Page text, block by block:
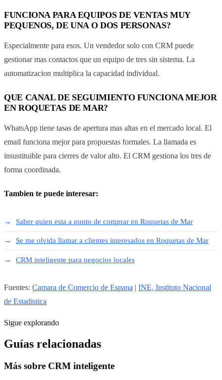
FUNCIONA PARA EQUIPOS DE VENTAS MUY
PEQUENOS, DE UNA O DOS PERSONAS?
Especialmente para esos. Un vendedor solo con CRM puede
gestionar mas contactos que un equipo de tres sin sistema. La
automatizacion multiplica la capacidad individual.
QUE CANAL DE SEGUIMIENTO FUNCIONA MEJOR
EN ROQUETAS DE MAR?
WhatsApp tiene tasas de apertura mas altas en el mercado local. El
email funciona mejor para propuestas formales. La llamada es
insustituible para cierres de valor alto. El CRM gestiona los tres de
forma coordinada.
Tambien te puede interesar:
Saber quien esta a punto de comprar en Roquetas de Mar
Se me olvida llamar a clientes interesados en Roquetas de Mar
CRM inteligente para negocios locales
Fuentes: Camara de Comercio de Espana | INE, Instituto Nacional
de Estadistica
Sigue explorando
Guías relacionadas
Más sobre CRM inteligente